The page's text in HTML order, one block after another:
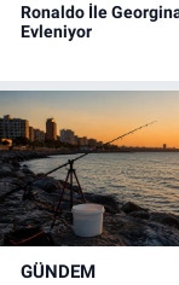
Ronaldo İle
Evleniyor
GÜNDEM